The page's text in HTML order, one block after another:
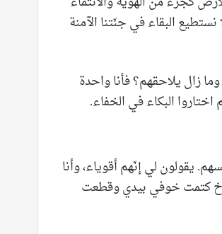
البقاء في جنّتنا الآمنة
زال يلاحقهم؟ فأنا واحدة
البكاء في الخفاء.
يقولون لي إنّهم أقوياء، وأنا
كتمت خوفي بيدي وقطعت